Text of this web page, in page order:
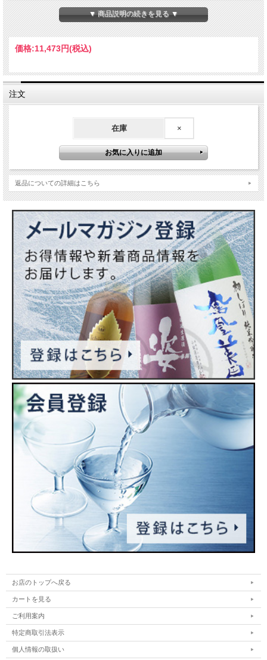
ほのかなスモーキーさと直火蒸留による心地よい香ばしさ。「ポットスティル」シ
リーズでは最も骨太で 重厚感のある仕上がりです。
＜蒸留機Ｗ＞
ばしさ、芳醇なテクスチャーをもたらします。
▼ 商品説明の続きを見る ▼
価格:11,473円(税込)
注文
在庫 ×
返品についての詳細はこちら
お店のトップへ戻る
カートを見る
ご利用案内
特定商取引法表示
個人情報の取扱い